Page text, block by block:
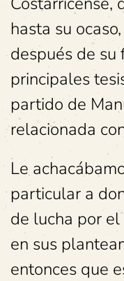
hasta su
después de su
principales
partido de
relacionada
Le
particular a
de lucha por
en sus
entonces que